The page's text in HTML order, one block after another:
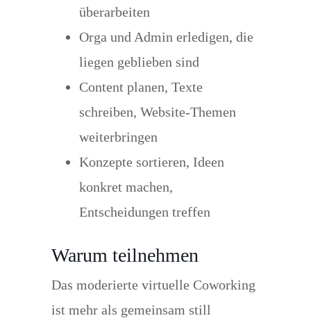
überarbeiten
Orga und Admin erledigen, die
liegen geblieben sind
Content planen, Texte
schreiben, Website-Themen
weiterbringen
Konzepte sortieren, Ideen
konkret machen,
Entscheidungen treffen
Warum teilnehmen
Das moderierte virtuelle Coworking
ist mehr als gemeinsam still